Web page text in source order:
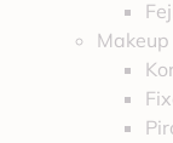
Makeup